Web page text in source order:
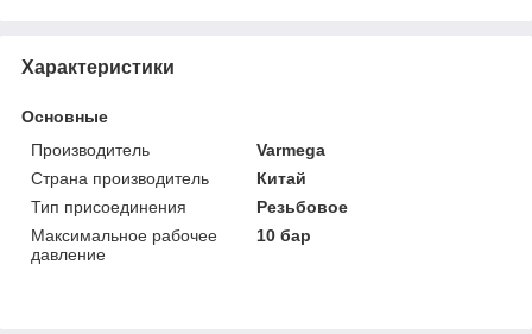
Характеристики
Основные
Производитель
Varmega
Страна производитель
Китай
Тип присоединения
Резьбовое
Максимальное рабочее
давление
10 бар